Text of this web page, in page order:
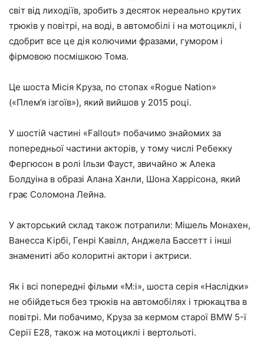
світ від лиходіїв, зробить з десяток нереально крутих
трюків у повітрі, на воді, в автомобілі і на мотоциклі, і
сдобрит все це дія колючими фразами, гумором і
фірмовою посмішкою Тома.
Це шоста Місія Круза, по стопах «Rogue Nation»
(«Плем’я ізгоїв»), який вийшов у 2015 році.
У шостій частині «Fallout» побачимо знайомих за
попередньої частини акторів, у тому числі Ребекку
Фергюсон в ролі Ільзи Фауст, звичайно ж Алека
Болдуіна в образі Алана Ханли, Шона Харрісона, який
грає Соломона Лейна.
У акторський склад також потрапили: Мішель Монахен,
Ванесса Кірбі, Генрі Кавілл, Анджела Бассетт і інші
знамениті або колоритні актори і актриси.
Як і всі попередні фільми «M:i», шоста серія «Наслідки»
не обійдеться без трюків на автомобілях і трюкацтва в
повітрі. Ми побачимо, Круза за кермом старої BMW 5-ї
Серії Е28, також на мотоциклі і вертольоті.